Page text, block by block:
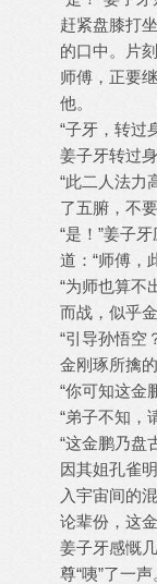
赶紧盘膝打
的口中。片
师傅，正要
他。
“子牙，转过
姜子牙转过
“此二人法力
了五腑，不
“是！”姜子
道：“师傅，
“为师也算不
而战，似乎
“引导孙悟空
金刚琢所擒
“你可知这金
“弟子不知，
“这金鹏乃盘
因其姐孔雀
入宇宙间的
论辈份，这
姜子牙感慨
尊“咦”了一声